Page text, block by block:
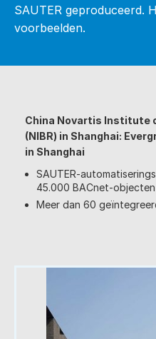
SAUTER geproduceerd.
voorbeelden.
China Novartis Institute
(NIBR) in Shanghai:
in Shanghai
SAUTER-
45.000 BACnet-objecten
Meer dan 60